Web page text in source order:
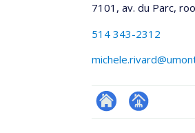
7101, av. du Parc,
514 343-2312
ResearchGate
Page